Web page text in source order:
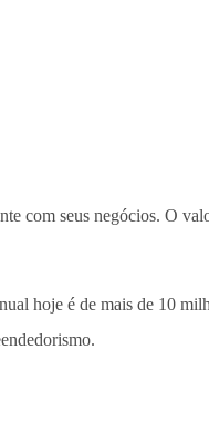
com seus negócios. O
hoje é de mais de 10